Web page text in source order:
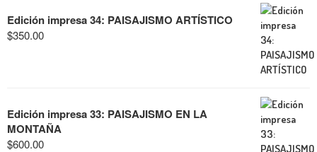
Edición impresa 34: PAISAJISMO ARTÍSTICO
$350.00
Edición impresa 33: PAISAJISMO EN LA
MONTAÑA
$600.00